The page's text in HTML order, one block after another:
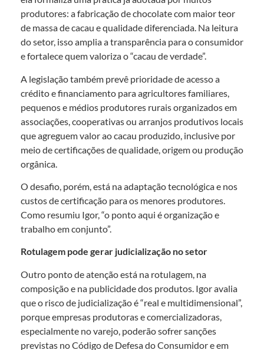
produtores: a fabricação de chocolate com maior teor
de massa de cacau e qualidade diferenciada. Na leitura
do setor, isso amplia a transparência para o consumidor
e fortalece quem valoriza o “cacau de verdade”.
A legislação também prevê prioridade de acesso a
crédito e financiamento para agricultores familiares,
pequenos e médios produtores rurais organizados em
associações, cooperativas ou arranjos produtivos locais
que agreguem valor ao cacau produzido, inclusive por
meio de certificações de qualidade, origem ou produção
orgânica.
O desafio, porém, está na adaptação tecnológica e nos
custos de certificação para os menores produtores.
Como resumiu Igor, “o ponto aqui é organização e
trabalho em conjunto”.
Rotulagem pode gerar judicialização no setor
Outro ponto de atenção está na rotulagem, na
composição e na publicidade dos produtos. Igor avalia
que o risco de judicialização é “real e multidimensional”,
porque empresas produtoras e comercializadoras,
especialmente no varejo, poderão sofrer sanções
previstas no Código de Defesa do Consumidor e em